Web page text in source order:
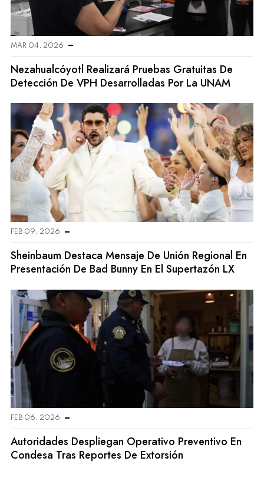
MAR 04, 2026
Nezahualcóyotl Realizará Pruebas Gratuitas De
Detección De VPH Desarrolladas Por La UNAM
FEB 09, 2026
Sheinbaum Destaca Mensaje De Unión Regional En
Presentación De Bad Bunny En El Supertazón LX
FEB 06, 2026
Autoridades Despliegan Operativo Preventivo En
Condesa Tras Reportes De Extorsión